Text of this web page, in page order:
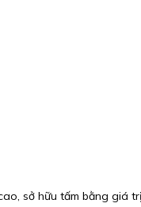
sở hữu tấm bằng giá